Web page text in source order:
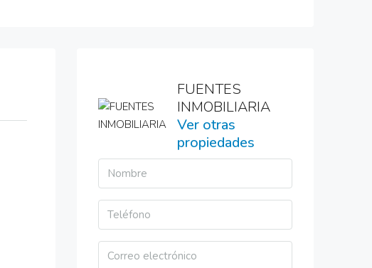
FUENTES
INMOBILIARIA
Ver otras
propiedades